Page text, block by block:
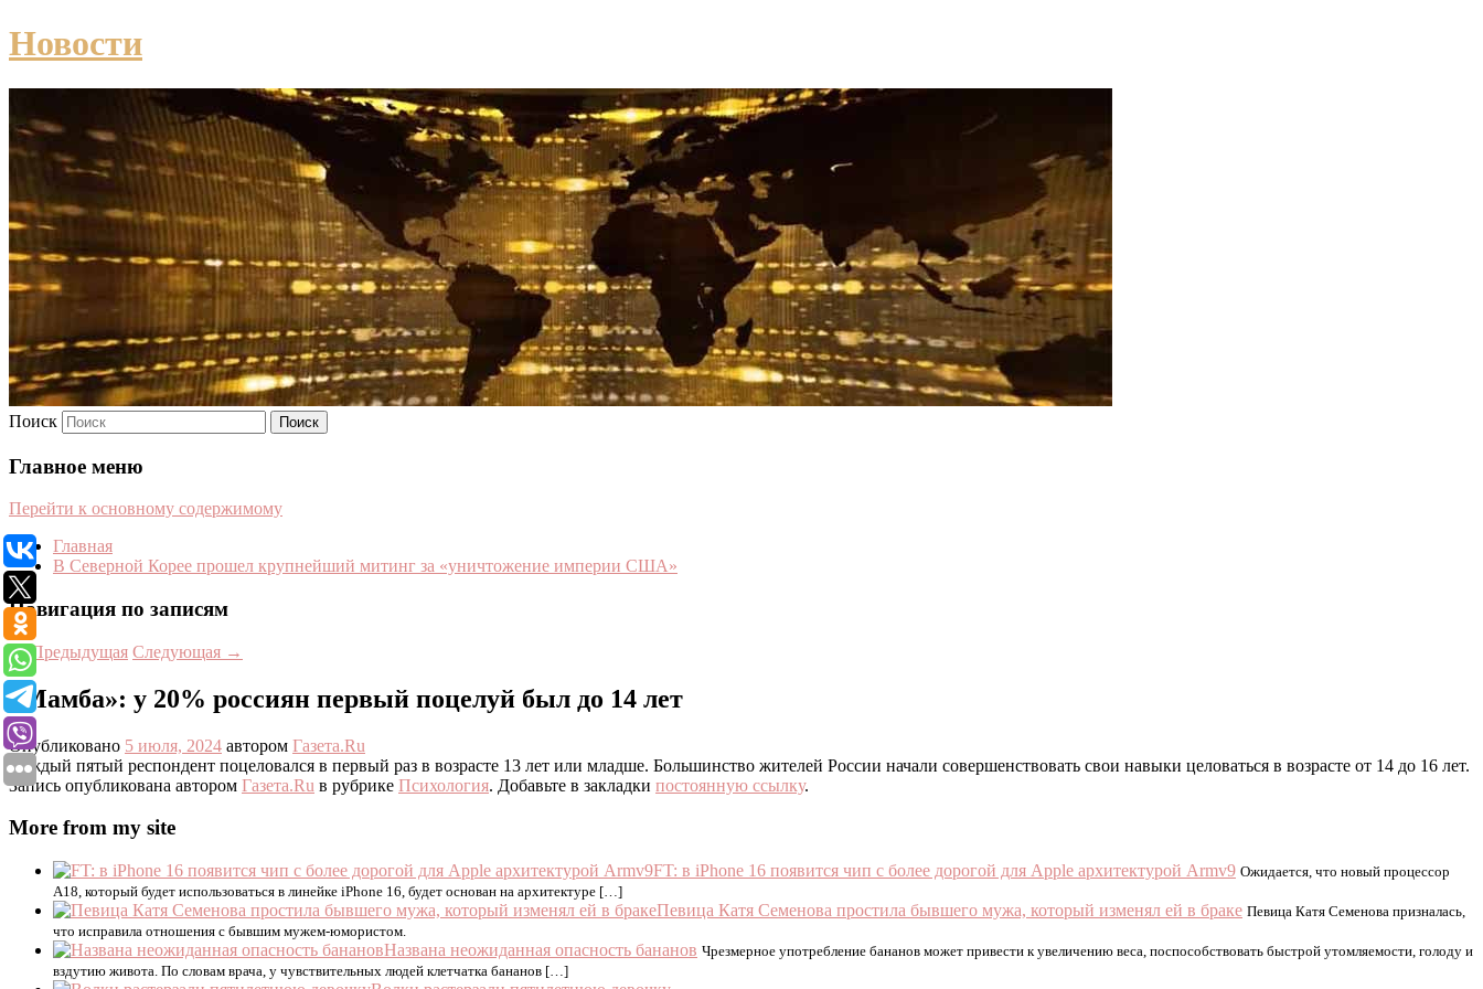
Новости
Поиск
Главное меню
Перейти к основному содержимому
Главная
В Северной Корее прошел крупнейший митинг за «уничтожение империи США»
Навигация по записям
←Предыдущая Следующая →
«Мамба»: у 20% россиян первый поцелуй был до 14 лет
Опубликовано 5 июля, 2024 автором Газета.Ru
Каждый пятый респондент поцеловался в первый раз в возрасте 13 лет или младше. Большинство жителей России начали совершенствовать свои навыки целоваться в возрасте от 14 до 16 лет.
Запись опубликована автором Газета.Ru в рубрике Психология. Добавьте в закладки постоянную ссылку.
More from my site
FT: в iPhone 16 появится чип с более дорогой для Apple архитектурой Armv9 Ожидается, что новый процессор
A18, который будет использоваться в линейке iPhone 16, будет основан на архитектуре […]
Певица Катя Семенова простила бывшего мужа, который изменял ей в браке Певица Катя Семенова призналась,
что исправила отношения с бывшим мужем-юмористом.
Названа неожиданная опасность бананов Чрезмерное употребление бананов может привести к увеличению веса, поспособствовать быстрой утомляемости, голоду и
вздутию живота. По словам врача, у чувствительных людей клетчатка бананов […]